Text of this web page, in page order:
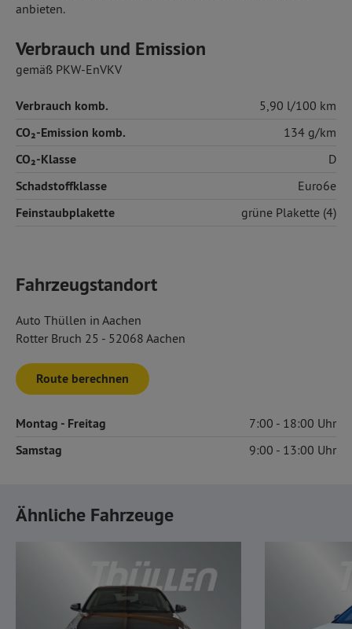
anbieten.
Verbrauch und Emission
gemäß PKW-EnVKV
Verbrauch komb. 5,90 l/100 km
CO₂-Emission komb. 134 g/km
CO₂-Klasse D
Schadstoffklasse Euro6e
Feinstaubplakette grüne Plakette (4)
Fahrzeugstandort
Auto Thüllen in Aachen
Rotter Bruch 25 - 52068 Aachen
Route berechnen
Montag - Freitag 7:00 18:00
Samstag 9:00 13:00
Ähnliche Fahrzeuge